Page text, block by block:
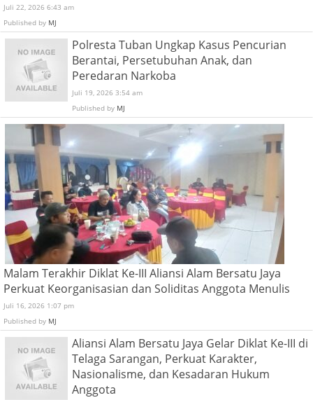
Juli 22, 2026 6:43 am
Published by MJ
Polresta Tuban Ungkap Kasus Pencurian
Berantai, Persetubuhan Anak, dan
Peredaran Narkoba
Juli 19, 2026 3:54 am
Published by MJ
Malam Terakhir Diklat Ke-III Aliansi Alam Bersatu Jaya
Perkuat Keorganisasian dan Soliditas Anggota Menulis
Juli 16, 2026 1:07 pm
Published by MJ
Aliansi Alam Bersatu Jaya Gelar Diklat Ke-III di
Telaga Sarangan, Perkuat Karakter,
Nasionalisme, dan Kesadaran Hukum
Anggota